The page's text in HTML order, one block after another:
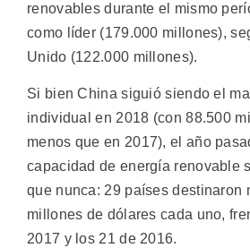
renovables durante el mismo
como líder (179.000 millones),
Unido (122.000 millones).
Si bien China siguió siendo el
individual en 2018 (con 88.500
menos que en 2017), el año
capacidad de energía renovable
que nunca: 29 países destinaron
millones de dólares cada uno,
2017 y los 21 de 2016.